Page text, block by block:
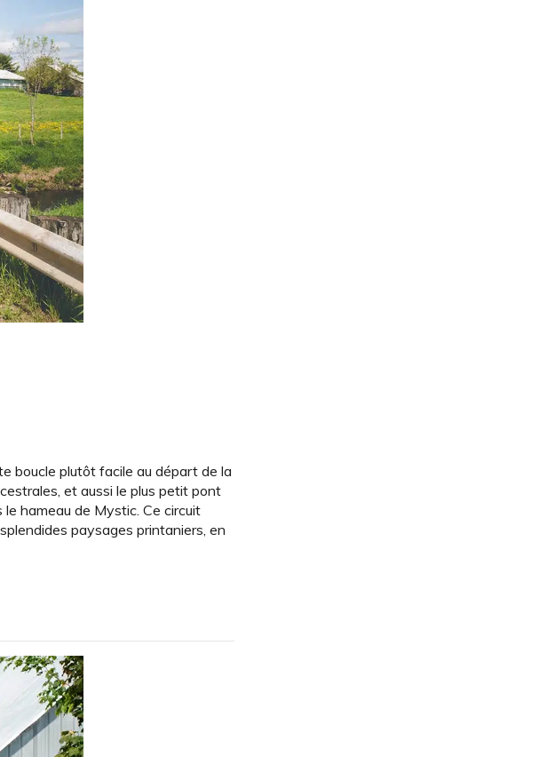
boucle plutôt facile au départ de la
et aussi le plus petit pont
hameau de Mystic. Ce circuit
paysages printaniers, en